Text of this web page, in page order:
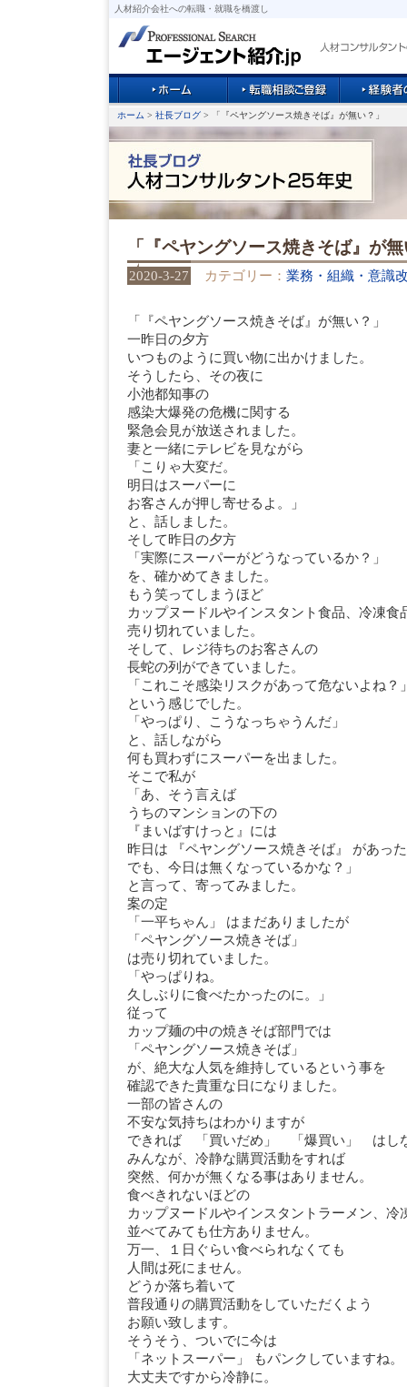
人材紹介会社への転職・就職を橋渡し
ホーム > 社長ブログ > 「『ペヤングソース焼きそば』が無い？」
「『ペヤングソース焼きそば』が
2020-3-27 カテゴリー： 業務・組織・意識
「『ペヤングソース焼きそば』が無い？」
一昨日の夕方
いつものように買い物に出かけました。
そうしたら、その夜に
小池都知事の
感染大爆発の危機に関する
緊急会見が放送されました。
妻と一緒にテレビを見ながら
「こりゃ大変だ。
明日はスーパーに
お客さんが押し寄せるよ。」
と、話しました。
そして昨日の夕方
「実際にスーパーがどうなっているか？」
を、確かめてきました。
もう笑ってしまうほど
カップヌードルやインスタント食品、冷凍食
売り切れていました。
そして、レジ待ちのお客さんの
長蛇の列ができていました。
「これこそ感染リスクがあって危ないよね？
という感じでした。
「やっぱり、こうなっちゃうんだ」
と、話しながら
何も買わずにスーパーを出ました。
そこで私が
「あ、そう言えば
うちのマンションの下の
『まいばすけっと』には
昨日は 『ペヤングソース焼きそば』 があっ
でも、今日は無くなっているかな？」
と言って、寄ってみました。
案の定
「一平ちゃん」 はまだありましたが
「ペヤングソース焼きそば」
は売り切れていました。
「やっぱりね。
久しぶりに食べたかったのに。」
従って
カップ麺の中の焼きそば部門では
「ペヤングソース焼きそば」
が、絶大な人気を維持しているという事を
確認できた貴重な日になりました。
一部の皆さんの
不安な気持ちはわかりますが
できれば 「買いだめ」 「爆買い」 はし
みんなが、冷静な購買活動をすれば
突然、何かが無くなる事はありません。
食べきれないほどの
カップヌードルやインスタントラーメン、冷
並べてみても仕方ありません。
万一、１日ぐらい食べられなくても
人間は死にません。
どうか落ち着いて
普段通りの購買活動をしていただくよう
お願い致します。
そうそう、ついでに今は
「ネットスーパー」 もパンクしていますね。
大丈夫ですから冷静に。